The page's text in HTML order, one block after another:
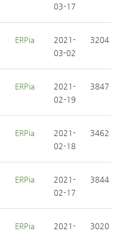
03-17
ERPia
2021-
03-02
3204
ERPia
2021-
02-19
3847
ERPia
2021-
02-18
3462
ERPia
2021-
02-17
3844
ERPia
2021-
3020